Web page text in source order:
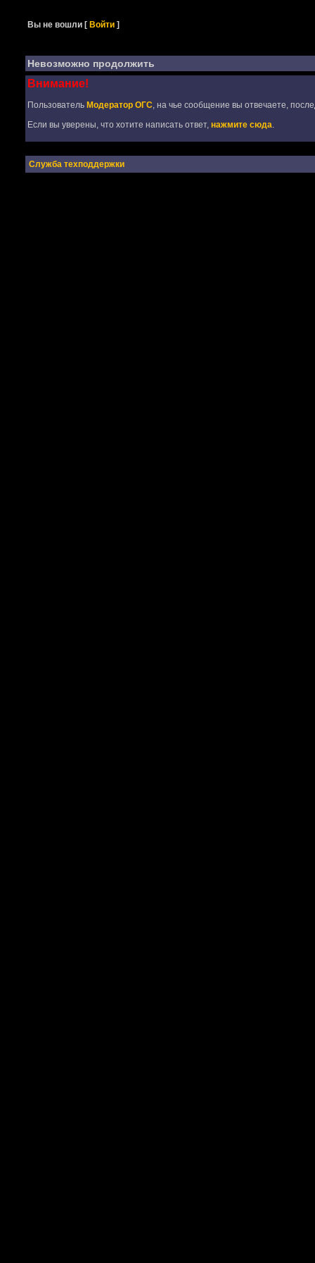
Вы не вошли [Войти ]
Невозможно продолжить
Внимание!
Пользователь Модератор ОГС, на чье сообщение вы отвечаете,
Если вы уверены, что хотите написать ответ, нажмите сюда.
Служба техподдержки